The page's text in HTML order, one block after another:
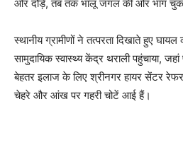
ओर दौड़े, तब तक भालू जंगल की ओर भाग
स्थानीय ग्रामीणों ने तत्परता दिखाते हुए घायल
सामुदायिक स्वास्थ्य केंद्र थराली पहुंचाया,
बेहतर इलाज के लिए श्रीनगर हायर सेंटर
चेहरे और आंख पर गहरी चोटें आई हैं।